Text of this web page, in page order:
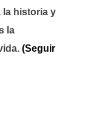
la historia y
la
(Seguir